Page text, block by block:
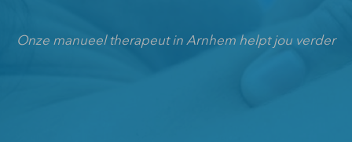
Onze manueel therapeut in Arnhem helpt jou verder